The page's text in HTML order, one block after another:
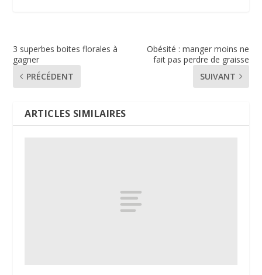
3 superbes boites florales à
gagner
PRÉCÉDENT
Obésité : manger moins ne
fait pas perdre de graisse
SUIVANT
ARTICLES SIMILAIRES